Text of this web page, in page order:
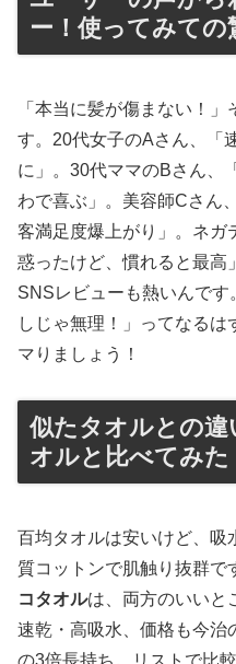
ー！使ってみての
「本当に髪が傷まない！
す。20代女子のAさん、「
に」。30代ママのBさん、
わで喜ぶ」。美容師Cさん
客満足度爆上がり」。ネガ
惑ったけど、慣れると最高
SNSレビューも熱いんで
しじゃ無理！」ってなる
マりましょう！
似たタオルとの違
オルと比べてみた
百均タオルは安いけど、
質コットンで肌触り抜群で
コタオルは、両方のいいと
速乾・高吸水、価格も今治
の3倍長持ち。リストで比較